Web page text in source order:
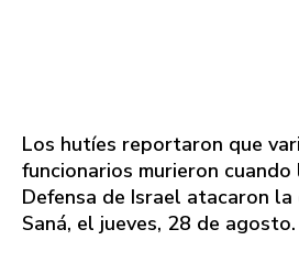
Los hutíes reportaron que
funcionarios murieron cuando
Defensa de Israel atacaron la
Saná, el jueves, 28 de agosto.